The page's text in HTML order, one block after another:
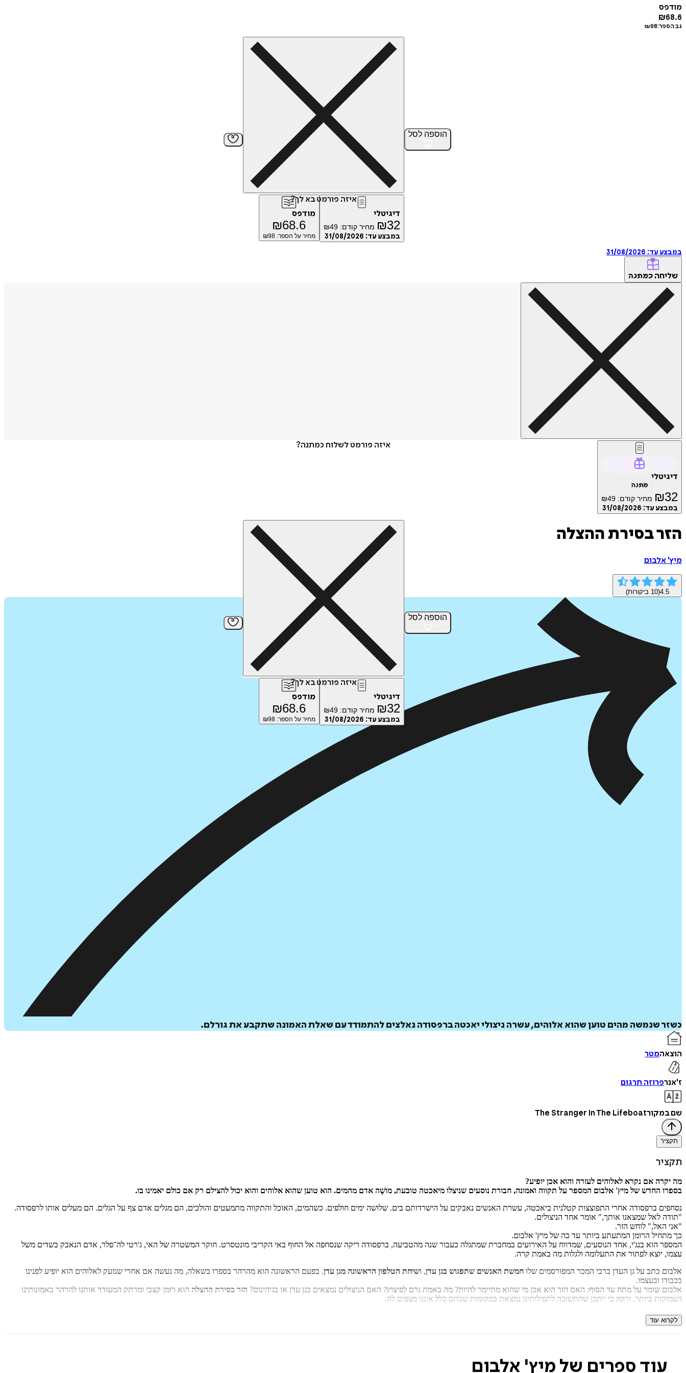
מודפס
₪68.6
גב הספר: ₪98
הוספה לסל
איזה פורמט בא לך?
דיגיטלי
₪32 מחיר קודם: ₪49
במבצע עד: 31/08/2026
מודפס
₪68.6
מחיר על הספר: ₪98
במבצע עד: 31/08/2026
שליחה כמתנה
איזה פורמט לשלוח כמתנה?
דיגיטלי
מתנה
₪32 מחיר קודם: ₪49
במבצע עד: 31/08/2026
הוספה לסל
איזה פורמט בא לך?
דיגיטלי
₪32 מחיר קודם: ₪49
במבצע עד: 31/08/2026
מודפס
₪68.6
מחיר על הספר: ₪98
הזר בסירת ההצלה
מיץ' אלבום
4.5
(
10 ביקורות)
כשזר שנמשה מהים טוען שהוא אלוהים, עשרה ניצולי יאכטה ברפסודה נאלצים להתמודד עם שאלת האמונה שתקבע את גורלם.
הוצאהמטר
ז'אנרפרוזה תרגום
שם במקורThe Stranger In The Lifeboat
תקציר
תקציר
מה יקרה אם נקרא לאלוהים לעזרה והוא אכן יופיע?
בספרו החדש של מיץ' אלבום המספר על תקווה ואמונה, חבורת נוסעים שניצלו מיאכטה טובעת, מושָׁה אדם מהמים. הוא טוען שהוא אלוהים והוא יכול להצילם רק אם כולם יאמינו בו.
נסחפים ברפסודה אחרי התפוצצות קטלנית ביאכטה, עשרת האנשים נאבקים על הישרדותם בים. שלושה ימים חולפים. כשהמים, האוכל והתקווה מתמעטים והולכים, הם מגלים אדם צף על הגלים. הם מעלים אותו לרפסודה.
"תודה לאל שמצאנו אותך," אומר אחד הניצולים.
"אני האל," לוחש הזר.
כך מתחיל הרומן המתעתע ביותר עד כה של מיץ' אלבום.
המספר הוא בנג'י, אחד הנוסעים, שמדווח על האירועים במחברת שמתגלה כעבור שנה מהטביעה, ברפסודה ריקה שנסחפה אל החוף באי הקריבי מונטסרט. חוקר המשטרה של האי, ג'רטי לה־פלר, אדם הנאבק בשדים משל
עצמו, יוצא לפתור את התעלומה ולגלות מה באמת קרה.
אלבום כתב על גן העדן ברבי המכר המפורסמים שלו חמשת האנשים שתפגוש בגן עדן, ושיחת הטלפון הראשונה מגן עדן. בפעם הראשונה הוא מהרהר בספרו בשאלה, מה נעשה אם אחרי שנזעק לאלוהים הוא יופיע לפנינו
בכבודו ובעצמו.
אלבום שומר על מתח עד הסוף: האם הזר הוא אכן מי שהוא מתיימר להיות? מה באמת גרם לפיצוץ? האם הניצולים נמצאים בגן עדן או בגיהינום? הזר בסירת ההצלה הוא רומן קצבי ומרתק המעודד אותנו להרהר באמונותינו
העמוקות ביותר, ורומז כי ייתכן שהתשובה לתפילותינו נמצאת במקומות שבהם כלל איננו מצפים לה.
מיץ' אלבום
The Boston Globe
לקרוא עוד
עוד ספרים של מיץ' אלבום